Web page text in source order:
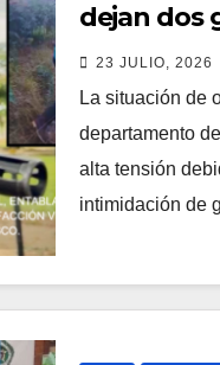
dejan dos
militar y
23 JULIO, 2026
La situación de
departamento
alta tensión
intimidación de